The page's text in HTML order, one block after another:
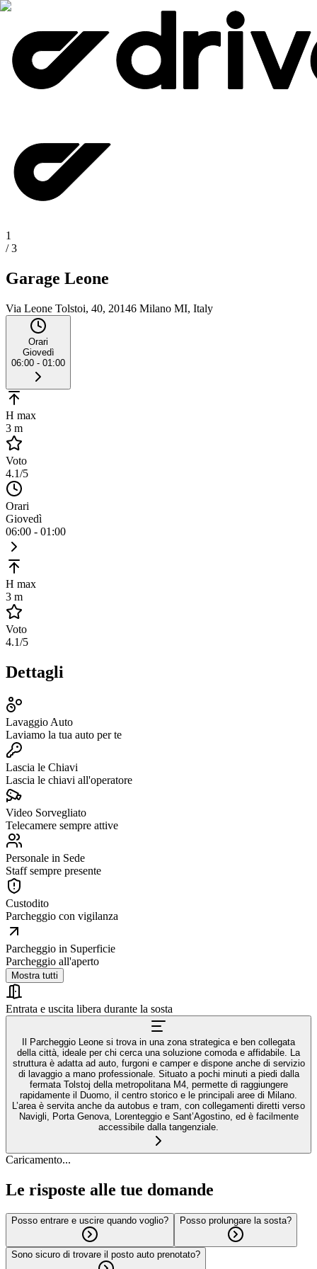
1
/3
Garage Leone
Via Leone Tolstoi, 40, 20146 Milano MI, Italy
Orari
Giovedì
06:00 - 01:00
H max
3 m
Voto
4.1/5
Orari
Giovedì
06:00 - 01:00
H max
3 m
Voto
4.1/5
Dettagli
Lavaggio Auto
Laviamo la tua auto per te
Lascia le Chiavi
Lascia le chiavi all'operatore
Video Sorvegliato
Telecamere sempre attive
Personale in Sede
Staff sempre presente
Custodito
Parcheggio con vigilanza
Parcheggio in Superficie
Parcheggio all'aperto
Mostra tutti
Entrata e uscita libera durante la sosta
Il Parcheggio Leone si trova in una zona strategica e ben collegata
della città, ideale per chi cerca una soluzione comoda e affidabile. La
struttura è adatta ad auto, furgoni e camper e dispone anche di servizio
di lavaggio a mano professionale. Situato a pochi minuti a piedi dalla
fermata Tolstoj della metropolitana M4, permette di raggiungere
rapidamente il Duomo, il centro storico e le principali aree di Milano.
L’area è servita anche da autobus e tram, con collegamenti diretti verso
Navigli, Porta Genova, Lorenteggio e Sant’Agostino, ed è facilmente
accessibile dalla tangenziale.
Caricamento...
Le risposte alle tue domande
Posso entrare e uscire quando voglio? Posso prolungare la sosta?
Sono sicuro di trovare il posto auto prenotato?